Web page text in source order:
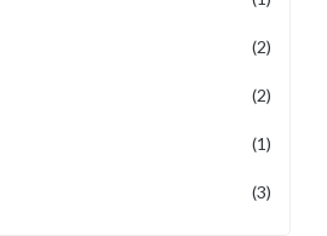
(2)
(2)
(1)
(3)